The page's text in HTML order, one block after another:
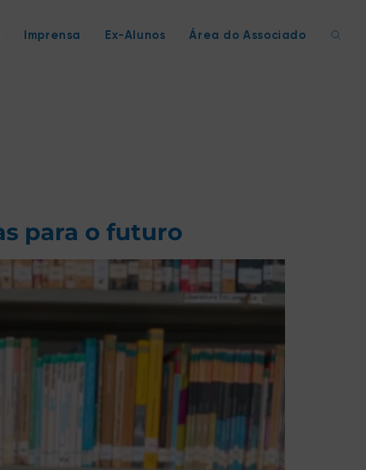
para o futuro
Imprensa Ex-Alunos Área do Associado